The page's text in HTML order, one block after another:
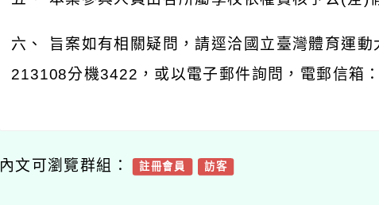
六、 旨案如有相關疑問，請逕洽國立臺灣體育運
213108分機3422，或以電子郵件詢問，電郵信箱
內文可瀏覽群組： 註冊會員 訪客